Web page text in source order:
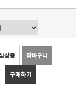
상품 장바구니
구매하기